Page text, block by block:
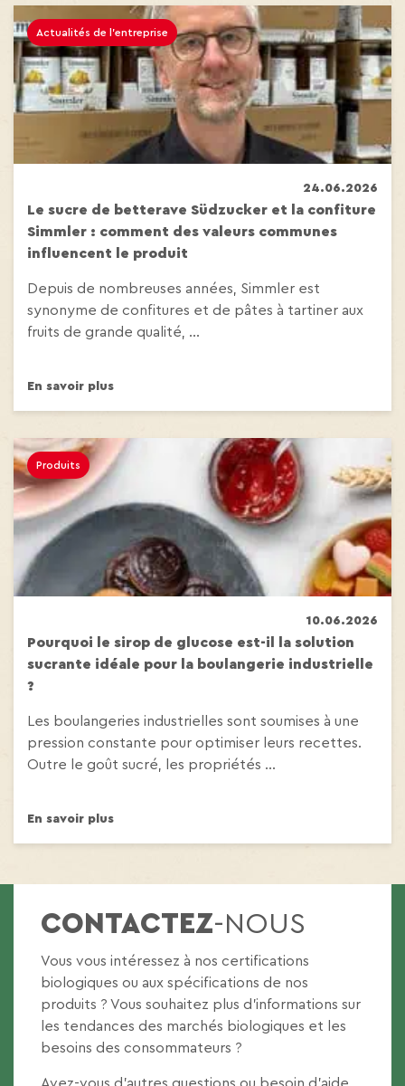
Actualités de l'entreprise
24.06.2026
Le sucre de betterave Südzucker et la confiture
Simmler : comment des valeurs communes
influencent le produit
Depuis de nombreuses années, Simmler est
synonyme de confitures et de pâtes à tartiner aux
fruits de grande qualité, ...
En savoir plus
Produits
10.06.2026
Pourquoi le sirop de glucose est-il la solution
sucrante idéale pour la boulangerie industrielle
?
Les boulangeries industrielles sont soumises à une
pression constante pour optimiser leurs recettes.
Outre le goût sucré, les propriétés ...
En savoir plus
CONTACTEZ-NOUS
Vous vous intéressez à nos certifications
biologiques ou aux spécifications de nos
produits ? Vous souhaitez plus d’informations sur
les tendances des marchés biologiques et les
besoins des consommateurs ?